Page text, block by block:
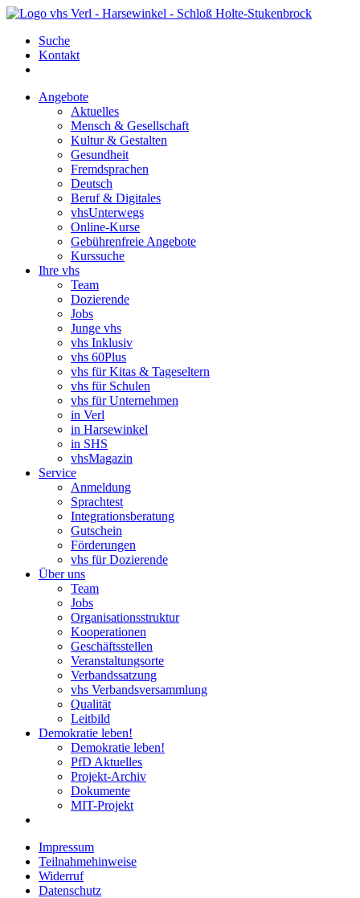
Suche
Kontakt
Angebote
Aktuelles
Mensch & Gesellschaft
Kultur & Gestalten
Gesundheit
Fremdsprachen
Deutsch
Beruf & Digitales
vhsUnterwegs
Online-Kurse
Gebührenfreie Angebote
Kurssuche
Ihre vhs
Team
Dozierende
Jobs
Junge vhs
vhs Inklusiv
vhs 60Plus
vhs für Kitas & Tageseltern
vhs für Schulen
vhs für Unternehmen
in Verl
in Harsewinkel
in SHS
vhsMagazin
Service
Anmeldung
Sprachtest
Integrationsberatung
Gutschein
Förderungen
vhs für Dozierende
Über uns
Team
Jobs
Organisationsstruktur
Kooperationen
Geschäftsstellen
Veranstaltungsorte
Verbandssatzung
vhs Verbandsversammlung
Qualität
Leitbild
Demokratie leben!
Demokratie leben!
PfD Aktuelles
Projekt-Archiv
Dokumente
MIT-Projekt
Impressum
Teilnahmehinweise
Widerruf
Datenschutz